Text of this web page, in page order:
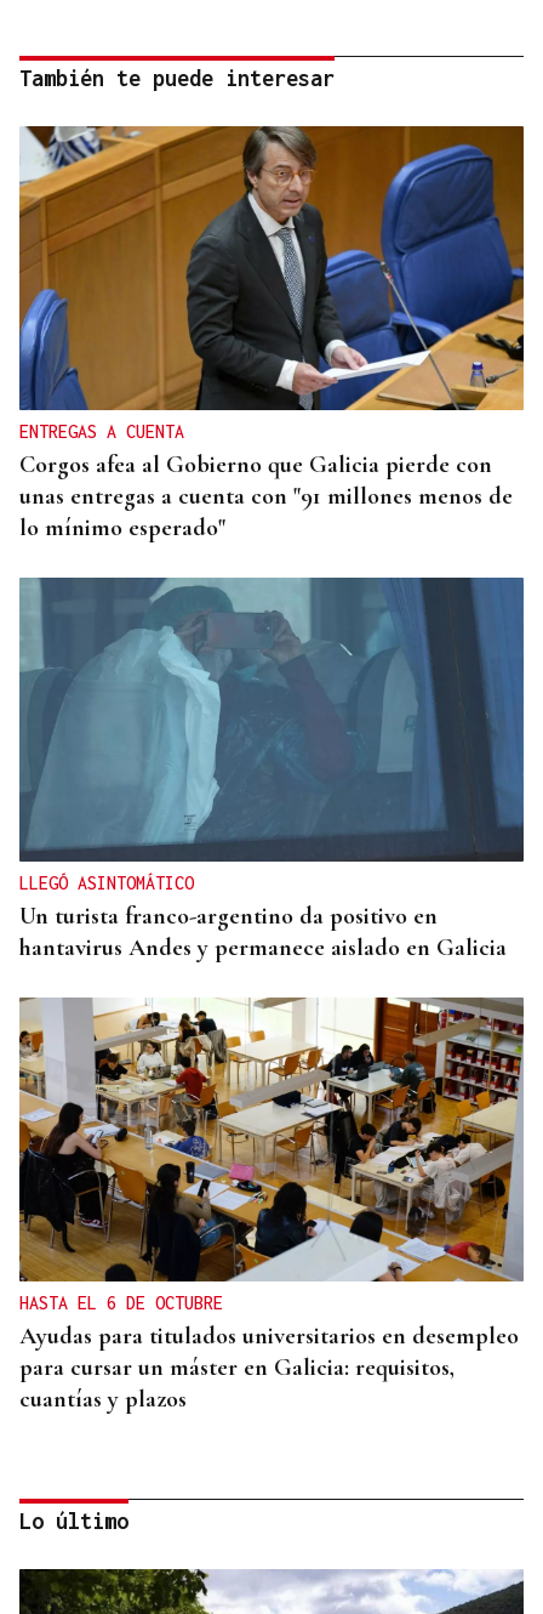
También te puede interesar
ENTREGAS A CUENTA
Corgos afea al Gobierno que Galicia pierde con
unas entregas a cuenta con "91 millones menos de
lo mínimo esperado"
LLEGÓ ASINTOMÁTICO
Un turista franco-argentino da positivo en
hantavirus Andes y permanece aislado en Galicia
HASTA EL 6 DE OCTUBRE
Ayudas para titulados universitarios en desempleo
para cursar un máster en Galicia: requisitos,
cuantías y plazos
Lo último